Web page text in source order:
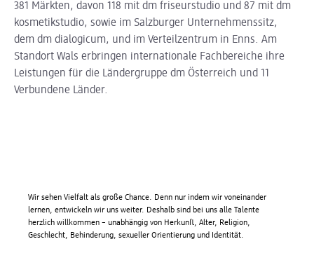
381 Märkten, davon 118 mit dm friseurstudio und 87 mit dm
kosmetikstudio, sowie im Salzburger Unternehmenssitz,
dem dm dialogicum, und im Verteilzentrum in Enns. Am
Standort Wals erbringen internationale Fachbereiche ihre
Leistungen für die Ländergruppe dm Österreich und 11
Verbundene Länder.
Wir sehen Vielfalt als große Chance. Denn nur indem wir voneinander
lernen, entwickeln wir uns weiter. Deshalb sind bei uns alle Talente
herzlich willkommen – unabhängig von Herkunft, Alter, Religion,
Geschlecht, Behinderung, sexueller Orientierung und Identität.